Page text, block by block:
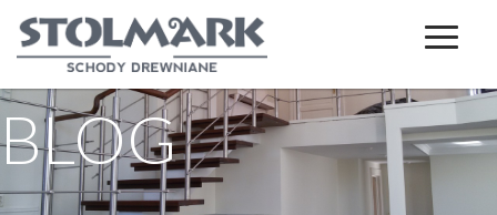
BLOG